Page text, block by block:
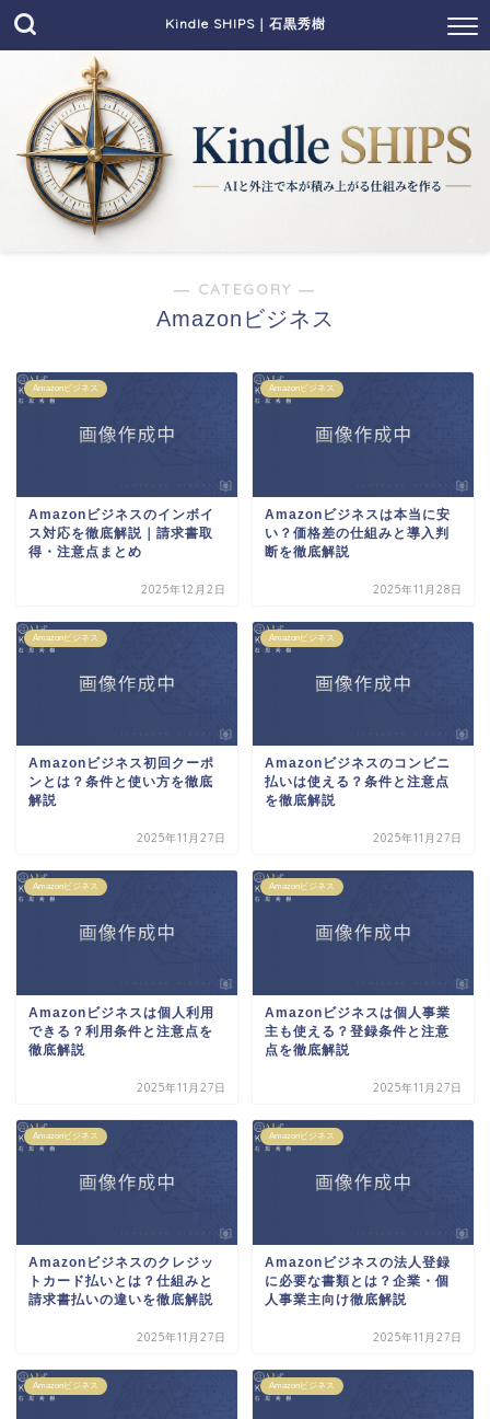
Kindle SHIPS｜石黒秀樹
― CATEGORY ―
Amazonビジネス
Amazonビジネス
Amazonビジネスのインボイ
ス対応を徹底解説｜請求書取
得・注意点まとめ
2025年12月2日
Amazonビジネス
Amazonビジネスは本当に安
い？価格差の仕組みと導入判
断を徹底解説
2025年11月28日
Amazonビジネス
Amazonビジネス初回クーポ
ンとは？条件と使い方を徹底
解説
2025年11月27日
Amazonビジネス
Amazonビジネスのコンビニ
払いは使える？条件と注意点
を徹底解説
2025年11月27日
Amazonビジネス
Amazonビジネスは個人利用
できる？利用条件と注意点を
徹底解説
2025年11月27日
Amazonビジネス
Amazonビジネスは個人事業
主も使える？登録条件と注意
点を徹底解説
2025年11月27日
Amazonビジネス
Amazonビジネスのクレジッ
トカード払いとは？仕組みと
請求書払いの違いを徹底解説
2025年11月27日
Amazonビジネス
Amazonビジネスの法人登録
に必要な書類とは？企業・個
人事業主向け徹底解説
2025年11月27日
Amazonビジネス Amazonビジネス